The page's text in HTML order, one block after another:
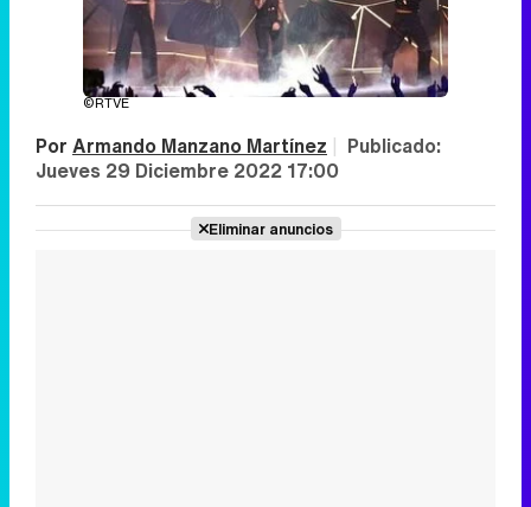
©RTVE
Por Armando Manzano Martínez | Publicado:
Jueves 29 Diciembre 2022 17:00
Eliminar anuncios